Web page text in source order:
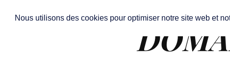
Nous utilisons des cookies pour optimiser notre site web et